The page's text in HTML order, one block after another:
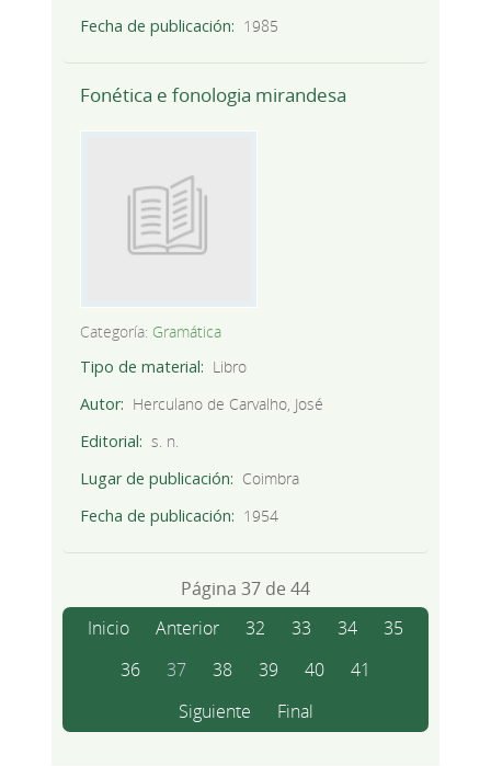
Fecha de publicación 1985
Fonética e fonologia mirandesa
Categoría: Gramática
Tipo de material
Libro
Autor
Herculano de Carvalho, José
Editorial
s. n.
Lugar de publicación
Coimbra
Fecha de publicación
1954
Página 37 de 44
Inicio
Anterior 32 33 34
35
36
37 38 39 40
41
Siguiente
Final